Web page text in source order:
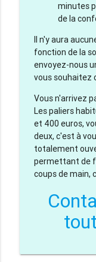
minutes
de la
Il n'y aura
fonction de la
envoyez-nous
vous souhaitez
Vous n'arrivez
Les paliers
et 400 euros,
deux, c'est à
totalement
permettant de
coups de main,